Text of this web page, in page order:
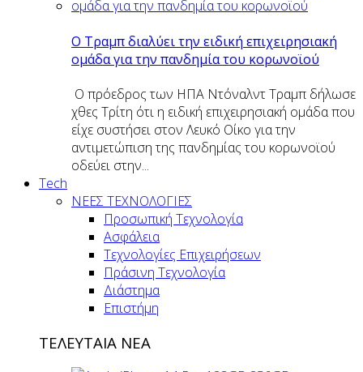
O Tραμπ διαλύει την ειδική επιχειρησιακή
ομάδα για την πανδημία του κορωνοϊού
Ο πρόεδρος των ΗΠΑ Ντόναλντ Τραμπ δήλωσε
χθες Τρίτη ότι η ειδική επιχειρησιακή ομάδα που
είχε συστήσει στον Λευκό Οίκο για την
αντιμετώπιση της πανδημίας του κορωνοϊού
οδεύει στην...
Tech
ΝΕΕΣ ΤΕΧΝΟΛΟΓΙΕΣ
Προσωπική Τεχνολογία
Ασφάλεια
Τεχνολογίες Επιχειρήσεων
Πράσινη Τεχνολογία
Διάστημα
Επιστήμη
ΤΕΛΕΥΤΑΙΑ ΝΕΑ